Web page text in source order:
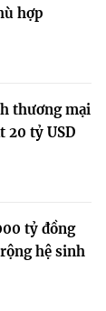
hợp
thương mại
20 tỷ USD
tỷ đồng
hệ sinh